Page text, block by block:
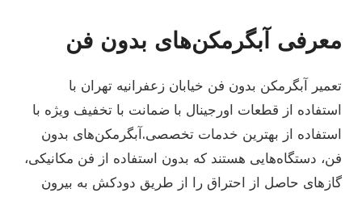
معرفی آبگرمکن‌های بدون فن
تعمیر آبگرمکن بدون فن خیابان زعفرانیه تهران با
استفاده از قطعات اورجینال با ضمانت با تخفیف ویژه با
استفاده از بهترین خدمات تخصصی.آبگرمکن‌های بدون
فن، دستگاه‌هایی هستند که بدون استفاده از فن مکانیکی،
گازهای حاصل از احتراق را از طریق دودکش به بیرون